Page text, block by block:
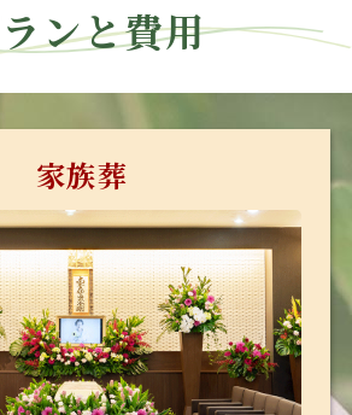
ンと費用
家族葬